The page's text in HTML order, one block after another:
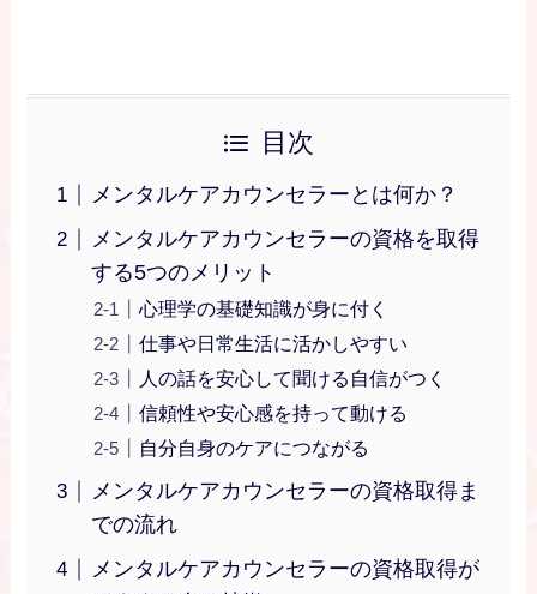
目次
メンタルケアカウンセラーとは何か？
メンタルケアカウンセラーの資格を取得
する5つのメリット
心理学の基礎知識が身に付く
仕事や日常生活に活かしやすい
人の話を安心して聞ける自信がつく
信頼性や安心感を持って動ける
自分自身のケアにつながる
メンタルケアカウンセラーの資格取得ま
での流れ
メンタルケアカウンセラーの資格取得が